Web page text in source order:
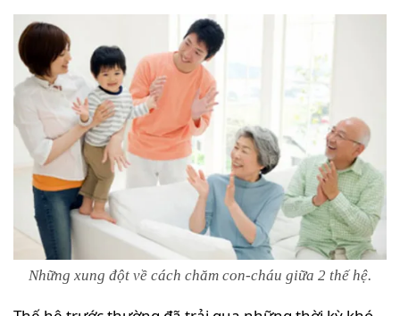
Những xung đột về cách chăm con-cháu giữa 2 thế hệ.